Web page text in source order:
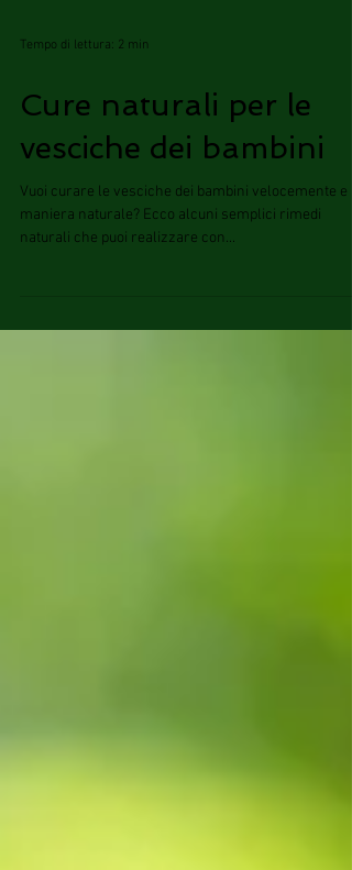
Tempo di lettura: 2 min
Cure naturali per le
vesciche dei bambini
naturali che puoi realizzare con...